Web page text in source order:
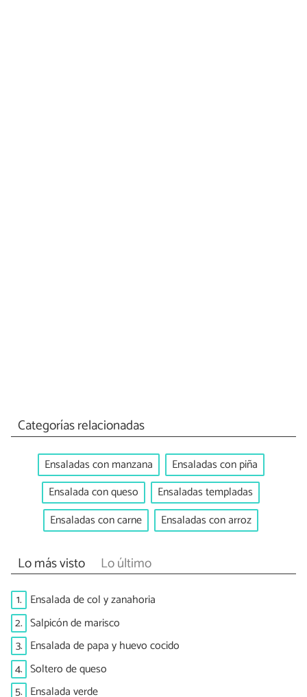
Categorías relacionadas
Ensaladas con manzana
Ensaladas con piña
Ensalada con queso
Ensaladas templadas
Ensaladas con carne
Ensaladas con arroz
Lo más visto Lo último
1. Ensalada de col y zanahoria
2. Salpicón de marisco
3. Ensalada de papa y huevo cocido
4. Soltero de queso
5. Ensalada verde